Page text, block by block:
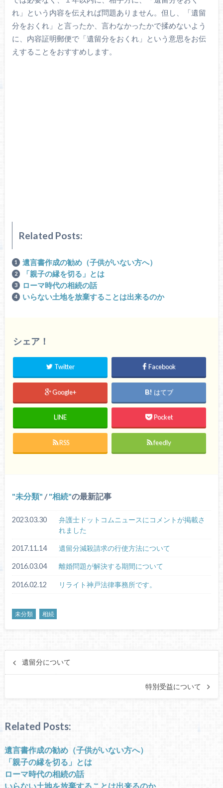
れ」という内容を伝えれば問題ありません。但し、「遺留
分をおくれ」と言ったか、言わなかったかで揉めないよう
に、内容証明郵便で「遺留分をおくれ」という意思をお伝
えすることをおすすめします。
Related Posts:
遺言書作成の勧め（子供がいない方へ）
「親子の縁を切る」とは
ローマ時代の相続の話
いらない土地を放棄することは出来るのか
シェア！
Twitter Facebook
Google+ はてブ
LINE Pocket
RSS feedly
未分類 / 相続 の最新記事
2023.03.30
弁護士ドットコムニュースにコメントが掲載さ
れました
2017.11.14 遺留分減殺請求の行使方法について
2016.03.04 離婚問題が解決する期間について
2016.02.12 リライト神戸法律事務所です。
未分類 相続
遺留分について
特別受益について
Related Posts:
遺言書作成の勧め（子供がいない方へ）
「親子の縁を切る」とは
ローマ時代の相続の話
いらない土地を放棄することは出来るのか